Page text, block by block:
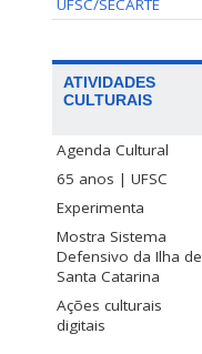
UFSC/SECARTE
ATIVIDADES
CULTURAIS
Agenda Cultural
65 anos | UFSC
Experimenta
Mostra Sistema
Defensivo da Ilha de
Santa Catarina
Ações culturais
digitais